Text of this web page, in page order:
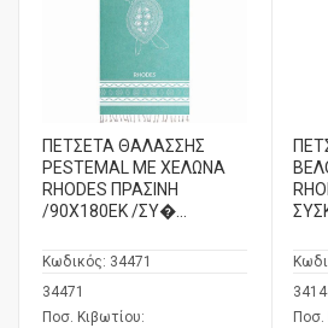
ΠΕΤΣΕΤΑ ΘΑΛΑΣΣΗΣ
PESTEMAL ΜΕ ΧΕΛΩΝΑ
RHODES ΠΡΑΣΙΝΗ
/90Χ180ΕΚ /ΣΥ�...
Κωδικός: 34471
34471
Ποσ. Κιβωτίου:
Ποσ.